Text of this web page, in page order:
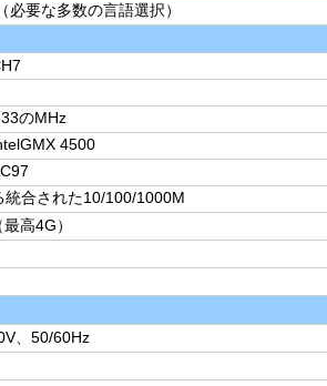
必要な多数の言語選択）
のMHz
4500
統合された10/100/1000M
高4G）
、50/60Hz